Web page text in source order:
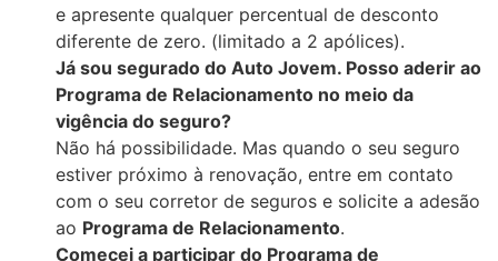
e apresente qualquer percentual de desconto
diferente de zero. (limitado a 2 apólices).
Já sou segurado do Auto Jovem. Posso aderir ao
Programa de Relacionamento no meio da
vigência do seguro?
Não há possibilidade. Mas quando o seu seguro
estiver próximo à renovação, entre em contato
com o seu corretor de seguros e solicite a adesão
ao Programa de Relacionamento.
Comecei a participar do Programa de